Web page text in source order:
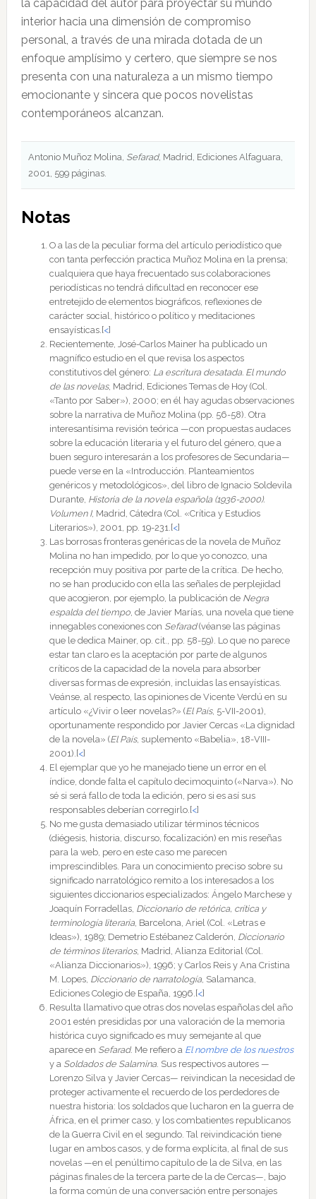
la capacidad del autor para proyectar su mundo
interior hacia una dimensión de compromiso
personal, a través de una mirada dotada de un
enfoque amplísimo y certero, que siempre se nos
presenta con una naturaleza a un mismo tiempo
emocionante y sincera que pocos novelistas
contemporáneos alcanzan.
Antonio Muñoz Molina, Sefarad, Madrid, Ediciones Alfaguara,
2001, 599 páginas.
Notas
O a las de la peculiar forma del artículo periodístico que
con tanta perfección practica Muñoz Molina en la prensa;
cualquiera que haya frecuentado sus colaboraciones
periodísticas no tendrá dificultad en reconocer ese
entretejido de elementos biográficos, reflexiones de
carácter social, histórico o político y meditaciones
ensayísticas. [<]
Recientemente, José-Carlos Mainer ha publicado un
magnífico estudio en el que revisa los aspectos
constitutivos del género: La escritura desatada. El mundo
de las novelas, Madrid, Ediciones Temas de Hoy (Col.
«Tanto por Saber»), 2000; en él hay agudas observaciones
sobre la narrativa de Muñoz Molina (pp. 56-58). Otra
interesantísima revisión teórica —con propuestas audaces
sobre la educación literaria y el futuro del género, que a
buen seguro interesarán a los profesores de Secundaria—
puede verse en la «Introducción. Planteamientos
genéricos y metodológicos», del libro de Ignacio Soldevila
Durante, Historia de la novela española (1936-2000).
Volumen I, Madrid, Cátedra (Col. «Crítica y Estudios
Literarios»), 2001, pp. 19-231. [<]
Las borrosas fronteras genéricas de la novela de Muñoz
Molina no han impedido, por lo que yo conozco, una
recepción muy positiva por parte de la crítica. De hecho,
no se han producido con ella las señales de perplejidad
que acogieron, por ejemplo, la publicación de Negra
espalda del tiempo, de Javier Marías, una novela que tiene
innegables conexiones con Sefarad(véanse las páginas
que le dedica Mainer, op. cit., pp. 58-59). Lo que no parece
estar tan claro es la aceptación por parte de algunos
críticos de la capacidad de la novela para absorber
diversas formas de expresión, incluidas las ensayísticas.
Veánse, al respecto, las opiniones de Vicente Verdú en su
artículo «¿Vivir o leer novelas?» (El País, 5-VII-2001),
oportunamente respondido por Javier Cercas «La dignidad
de la novela» (El País, suplemento «Babelia», 18-VIII-
2001). [<]
El ejemplar que yo he manejado tiene un error en el
índice, donde falta el capítulo decimoquinto («Narva»). No
sé si será fallo de toda la edición, pero si es así sus
responsables deberían corregirlo. [<]
No me gusta demasiado utilizar términos técnicos
(diégesis, historia, discurso, focalización) en mis reseñas
para la web, pero en este caso me parecen
imprescindibles. Para un conocimiento preciso sobre su
significado narratológico remito a los interesados a los
siguientes diccionarios especializados: Ángelo Marchese y
Joaquín Forradellas, Diccionario de retórica, crítica y
terminología literaria, Barcelona, Ariel (Col. «Letras e
Ideas»), 1989; Demetrio Estébanez Calderón, Diccionario
de términos literarios, Madrid, Alianza Editorial (Col.
«Alianza Diccionarios»), 1996; y Carlos Reis y Ana Cristina
M. Lopes, Diccionario de narratología, Salamanca,
Ediciones Colegio de España, 1996. [<]
Resulta llamativo que otras dos novelas españolas del año
2001 estén presididas por una valoración de la memoria
histórica cuyo significado es muy semejante al que
aparece en Sefarad. Me refiero a El nombre de los nuestros
y a Soldados de Salamina. Sus respectivos autores —
Lorenzo Silva y Javier Cercas— reivindican la necesidad de
proteger activamente el recuerdo de los perdedores de
nuestra historia: los soldados que lucharon en la guerra de
África, en el primer caso, y los combatientes republicanos
de la Guerra Civil en el segundo. Tal reivindicación tiene
lugar en ambos casos, y de forma explícita, al final de sus
novelas —en el penúltimo capítulo de la de Silva, en las
páginas finales de la tercera parte de la de Cercas—, bajo
la forma común de una conversación entre personajes